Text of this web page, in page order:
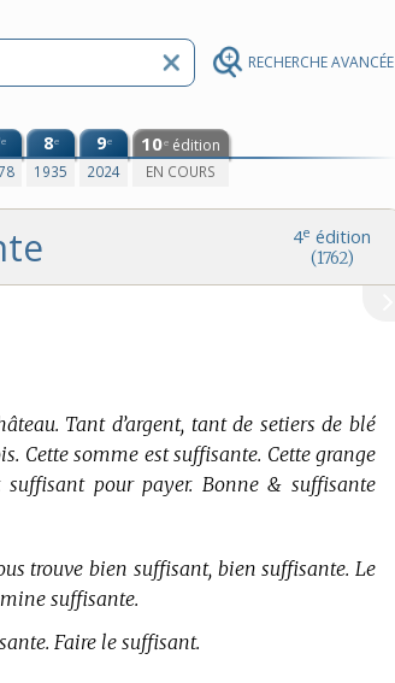
RECHERCHE AVANCÉE
e 8e
1935
9e
2024
10e édition
EN COURS
4e édition
(1762)
Tant d’argent, tant de setiers de blé
Cette somme est suffisante. Cette grange
pour payer. Bonne & suffisante
trouve bien suffisant, bien suffisante. Le
suffisante.
Faire le suffisant.